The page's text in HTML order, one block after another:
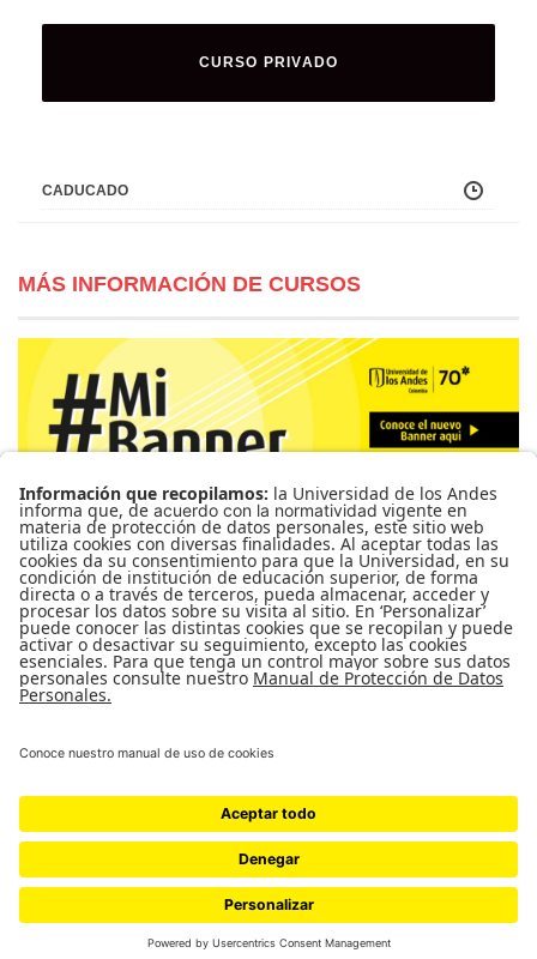
CURSO PRIVADO
CADUCADO
MÁS INFORMACIÓN DE CURSOS
Para más información de cursos, horarios y cupos visite el
Sistema de Información Banner
Ir a Mi Banner
UNIVERSIDAD DE LOS ANDES | VIGILADA MINEDUCACIÓN. RECONOCIMIENTO
COMO UNIVERSIDAD: DECRETO 1297 DEL 30 DE MAYO DE 1964.
RECONOCIMIENTO PERSONERÍA JURÍDICA: RESOLUCIÓN 28 DEL 23 DE